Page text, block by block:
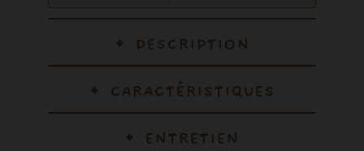
DESCRIPTION
CARACTÉRISTIQUES
ENTRETIEN